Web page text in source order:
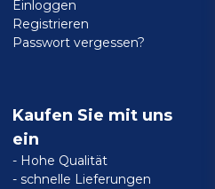
Einloggen
Registrieren
Passwort vergessen?
Kaufen Sie mit uns
ein
- Hohe Qualität
- schnelle Lieferungen